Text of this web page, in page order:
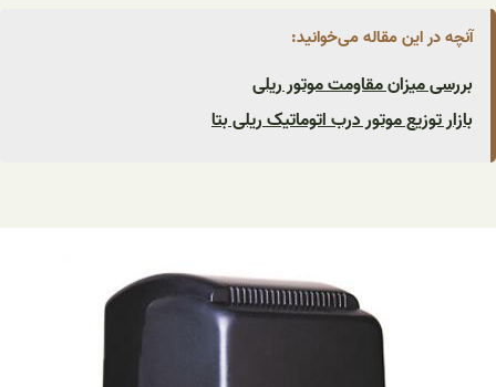
آنچه در این مقاله می‌خوانید:
بررسی میزان مقاومت موتور ریلی
بازار توزیع موتور درب اتوماتیک ریلی بتا